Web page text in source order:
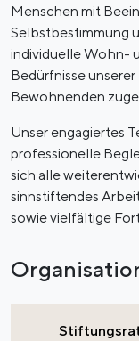
Menschen mit
Selbstbestimmung
individuelle Wohn-
Bedürfnisse
Bewohnenden
Unser engagiertes
professionelle
sich alle
sinnstiftendes
sowie vielfältige